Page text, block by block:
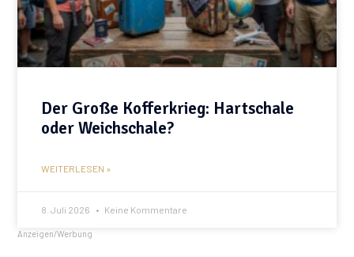
Der Große Kofferkrieg: Hartschale
oder Weichschale?
WEITERLESEN »
8. Juli 2026 Keine Kommentare
Anzeigen/Werbung